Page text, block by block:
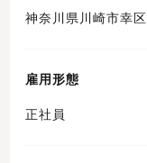
神奈川県川崎市幸区
雇用形態
正社員